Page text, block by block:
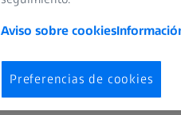
Aviso sobre cookies
Preferencias de cookies